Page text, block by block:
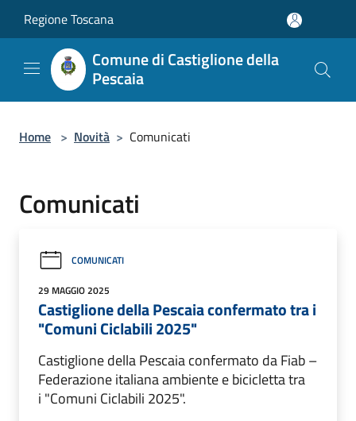
Regione Toscana
Comune di Castiglione della
Pescaia
Home > Novità > Comunicati
Comunicati
COMUNICATI
29 MAGGIO 2025
Castiglione della Pescaia confermato tra i
"Comuni Ciclabili 2025"
Castiglione della Pescaia confermato da Fiab –
Federazione italiana ambiente e bicicletta tra
i "Comuni Ciclabili 2025".